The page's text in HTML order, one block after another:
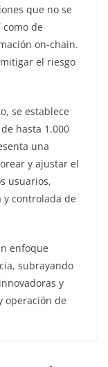
que no se
de
on-chain.
el riesgo
se establece
hasta 1.000
una
y ajustar el
usuarios,
controlada de
enfoque
subrayando
y
operación de